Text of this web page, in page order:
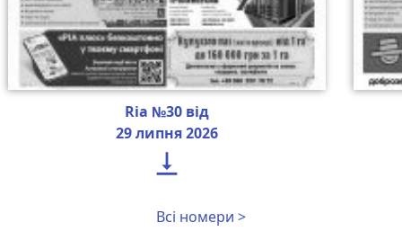
Ria №30 від
29 липня 2026

Всі номери >